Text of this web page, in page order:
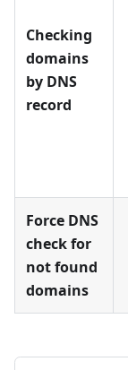
Checking
domains
by DNS
record
Force DNS
check for
not found
domains